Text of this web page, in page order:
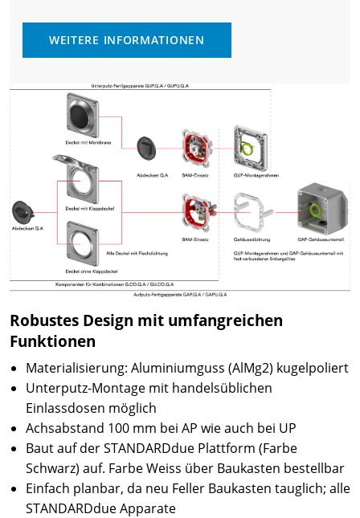
WEITERE INFORMATIONEN
Robustes Design mit umfangreichen
Funktionen
Materialisierung: Aluminiumguss (AlMg2) kugelpoliert
Unterputz-Montage mit handelsüblichen
Einlassdosen möglich
Achsabstand 100 mm bei AP wie auch bei UP
Baut auf der STANDARDdue Plattform (Farbe
Schwarz) auf. Farbe Weiss über Baukasten bestellbar
Einfach planbar, da neu Feller Baukasten tauglich; alle
STANDARDdue Apparate